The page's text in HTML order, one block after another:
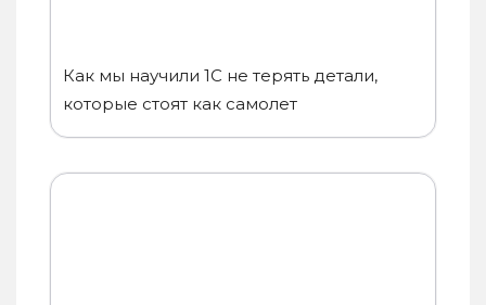
Как мы научили 1С не терять детали,
которые стоят как самолет